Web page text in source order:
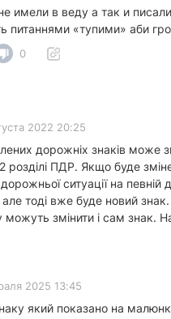
имели в веду а так и
питаннями «тупими» аби
0
2022 20:25
дорожніх знаків
розділі ПДР. Якщо буде
ситуації на
тоді вже буде новий
змінити і сам знак.
2025 13:45
який показано на